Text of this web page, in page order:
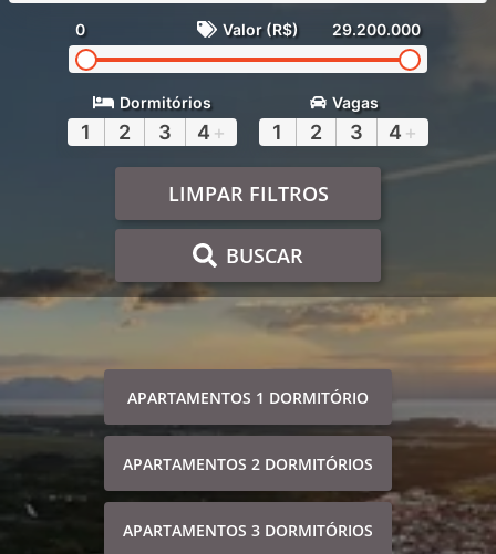
0 Valor (R$) 29.200.000
Dormitórios
1 2 3 4 +
Vagas
1 2 3 4 +
LIMPAR FILTROS
BUSCAR
APARTAMENTOS 1 DORMITÓRIO
APARTAMENTOS 2 DORMITÓRIOS
APARTAMENTOS 3 DORMITÓRIOS